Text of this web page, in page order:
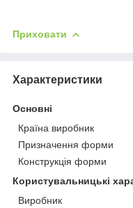
Приховати
Характеристики
Основні
Країна виробник
Призначення форми
Конструкція форми
Користувальницькі
Виробник